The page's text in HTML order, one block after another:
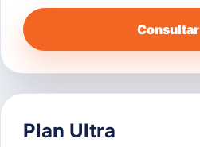
Consultar
Plan Ultra